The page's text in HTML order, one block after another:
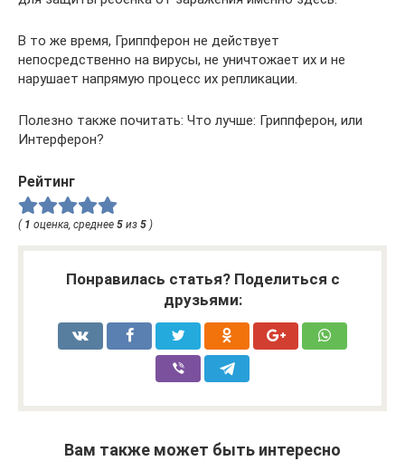
В то же время, Гриппферон не действует
непосредственно на вирусы, не уничтожает их и не
нарушает напрямую процесс их репликации.
Полезно также почитать: Что лучше: Гриппферон, или
Интерферон?
Рейтинг
( 1 оценка, среднее 5 из 5 )
Понравилась статья? Поделиться с
друзьями:
Вам также может быть интересно